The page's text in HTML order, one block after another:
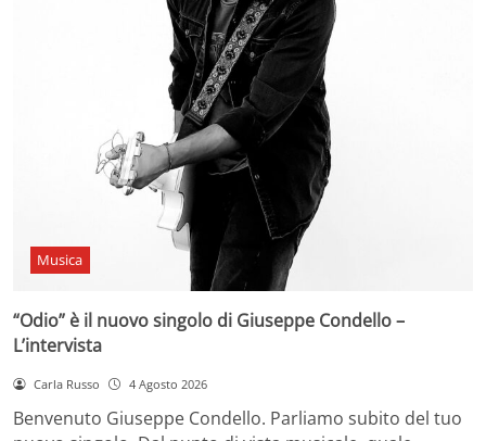
Musica
“Odio” è il nuovo singolo di Giuseppe Condello –
L’intervista
Carla Russo 4 Agosto 2026
Benvenuto Giuseppe Condello. Parliamo subito del tuo